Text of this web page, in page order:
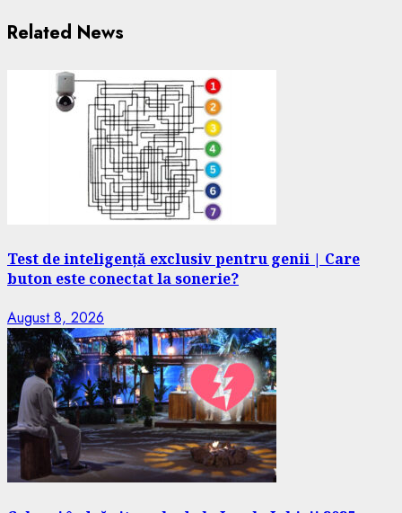
Related News
Test de inteligență exclusiv pentru genii | Care
buton este conectat la sonerie?
August 8, 2026